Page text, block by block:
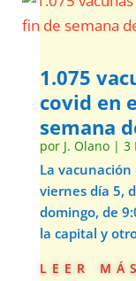
1.075
covid en
semana
por J. Olano| 3
La
viernes día 5,
domingo, de
la capital y
leer más